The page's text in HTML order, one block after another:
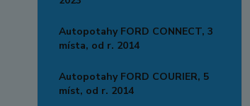
Autopotahy FORD CONNECT, 3
místa, od r. 2014
Autopotahy FORD COURIER, 5
míst, od r. 2014